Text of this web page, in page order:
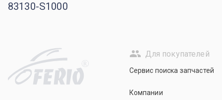
83130-S1000
R
Для покупателей
Сервис поиска запчастей
Компании